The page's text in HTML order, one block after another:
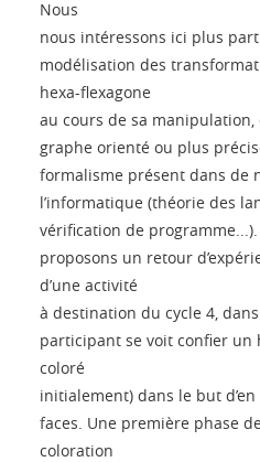
Nous
nous intéressons ici plus
modélisation des
hexa-flexagone
au cours de sa
graphe orienté ou plus
formalisme présent dans de
l’informatique (théorie des
vérification de
proposons un retour
d’une activité
à destination du cycle 4,
participant se voit confier un
coloré
initialement) dans le but
faces. Une première phase
coloration